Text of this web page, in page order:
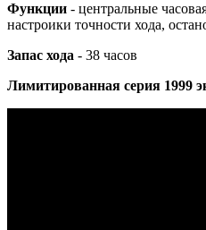
Функции - центральные
настроики точности хода,
Запас хода - 38 часов
Лимитированная серия 1999